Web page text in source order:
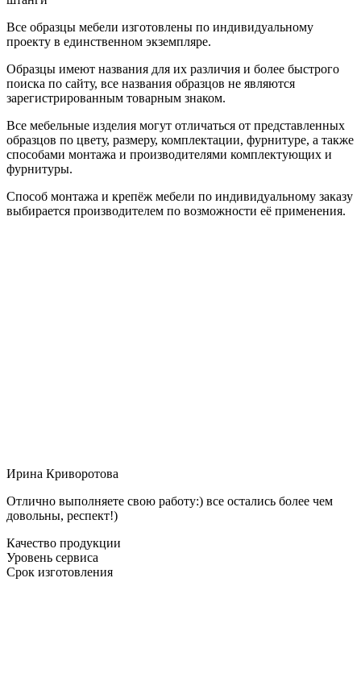
Все образцы мебели изготовлены по индивидуальному
проекту в единственном экземпляре.
Образцы имеют названия для их различия и более быстрого
поиска по сайту, все названия образцов не являются
зарегистрированным товарным знаком.
Все мебельные изделия могут отличаться от представленных
образцов по цвету, размеру, комплектации, фурнитуре, а также
способами монтажа и производителями комплектующих и
фурнитуры.
Способ монтажа и крепёж мебели по индивидуальному заказу
выбирается производителем по возможности её применения.
Ирина Криворотова
Отлично выполняете свою работу:) все остались более чем
довольны, респект!)
Качество продукции
Уровень сервиса
Срок изготовления